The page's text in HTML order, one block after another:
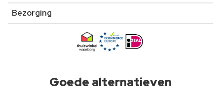
Bezorging
Goede alternatieven